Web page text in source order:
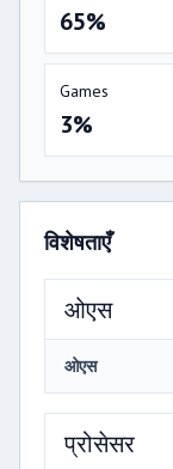
65%
Games
3%
विशेषताएँ
ओएस
ओएस
प्रोसेसर